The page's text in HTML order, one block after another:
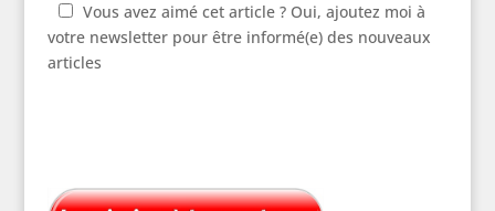
Vous avez aimé cet article ? Oui, ajoutez moi à
votre newsletter pour être informé(e) des nouveaux
articles